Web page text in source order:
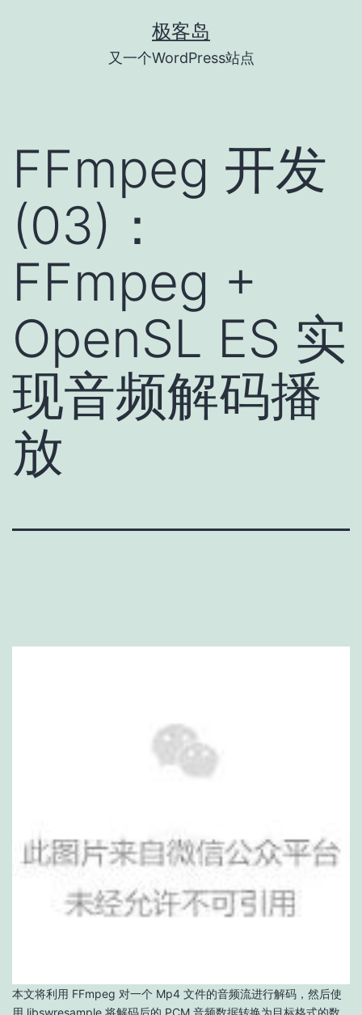
极客岛
又一个WordPress站点
FFmpeg 开发
(03)：
FFmpeg +
OpenSL ES 实
现音频解码播
放
本文将利用 FFmpeg 对一个 Mp4 文件的音频流进行解码，然后使